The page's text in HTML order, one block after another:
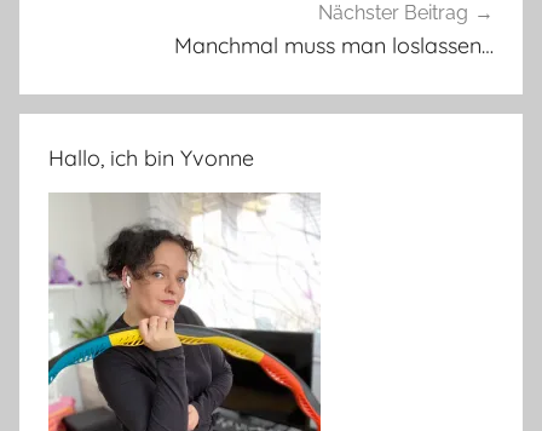
Nächster Beitrag
Manchmal muss man loslassen…
Hallo, ich bin Yvonne